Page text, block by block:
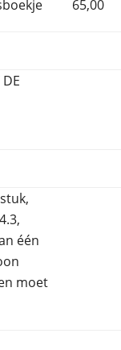
65,00
één
moet